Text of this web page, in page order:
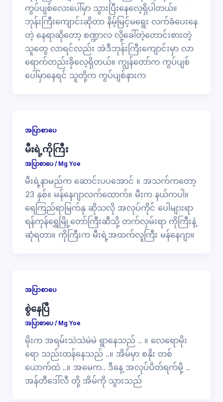
ကွပ်ပျစ်လေးပေါ်မှာ သွားပြီးနေလေ့ရှိပါတယ်။
ဘုန်းကြီးကျောင်းဆိုတာ နိမ့်မြင့်မရွေး လက်ခံပေးနေ
တဲ့ နေရာဆိုတော့ စဏ္ဍာလ လို့ခေါ်တဲ့တောင်းစားတဲ့
သူတွေ လာရင်လည်း အဲဒီဘုန်းကြီးကျောင်းမှာ လာ
ရောက်တည်းခိုလေ့ရှိတယ်။ ကျွန်တော်က ကွပ်ပျစ်
ပေါ်မှာနေရင် သူတို့က ကွပ်ပျစ်နားက
အပြာစာပေ
မီးရဲ့ကိုကြီး
အပြာစာပေ/ Mg Yoe
မီးရဲ့နာမည်က ဆောင်းပပအောင် ။ အသက်ကတော့
23 နှစ်။ မန်နေဂျာလက်ထောက်။ မီးက နယ်ကပါ။
ရေကြည်ရာမြက်နု ဆိုသလို အလုပ်ကိုင် ပေါများရာ
ရန်ကုန်ရွှေမြို့တော်ကြီးဆီသို့ တက်လှမ်းရာ ကိုကြီးနဲ့
ဆုံရတာ။ ကိုကြီးက မီးရဲ့အထက်လူကြီး မန်နေဂျာ။
အပြာစာပေ
စွဲနေပြီ
အပြာစာပေ/ Mg Yoe
မိုးက အရမ်းသဲသဲမဲမဲ ရွာနေသည် .. ။ လေရောမိုး
ရော သည်းထန်နေသည် ..။ အိမ်မှာ စနိုး တစ်
ယောက်ထဲ ..။ အမေက.. ဒီနေ့ အလုပ်ပိတ်ရက်မို့ ..
အန်တီဒေါ်လီ တို့ အိမ်ကို သွားသည်